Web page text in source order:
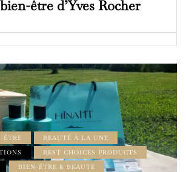
être d’Yves Rocher
ÊTRE
BEAUTÉ À LA UNE
BEST CHOICES PRODUCTS
BIEN-ÊTRE & BEAUTÉ